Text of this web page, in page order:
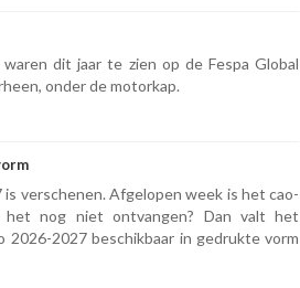
dit jaar te zien op de Fespa Global
onder de motorkap.
verschenen. Afgelopen week is het cao-
het nog niet ontvangen? Dan valt het
2027 beschikbaar in gedrukte vorm